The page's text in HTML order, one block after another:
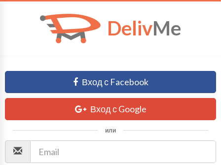
DelivMe
Вход с Facebook
Вход с Google
или